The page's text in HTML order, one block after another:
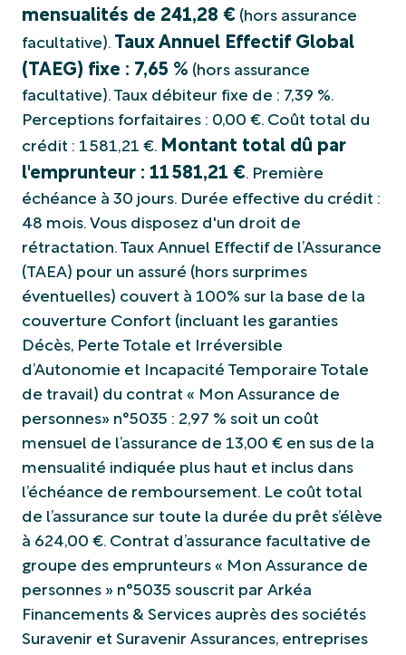
mensualités de 241,28 € (hors assurance
facultative). Taux Annuel Effectif Global
(TAEG) fixe : 7,65 % (hors assurance
facultative). Taux débiteur fixe de : 7,39 %.
Perceptions forfaitaires : 0,00 €. Coût total du
crédit : 1 581,21 €. Montant total dû par
l'emprunteur : 11 581,21 €. Première
échéance à 30 jours. Durée effective du crédit :
48 mois. Vous disposez d'un droit de
rétractation. Taux Annuel Effectif de l’Assurance
(TAEA) pour un assuré (hors surprimes
éventuelles) couvert à 100% sur la base de la
couverture Confort (incluant les garanties
Décès, Perte Totale et Irréversible
d’Autonomie et Incapacité Temporaire Totale
de travail) du contrat « Mon Assurance de
personnes» n°5035 : 2,97 % soit un coût
mensuel de l’assurance de 13,00 € en sus de la
mensualité indiquée plus haut et inclus dans
l’échéance de remboursement. Le coût total
de l’assurance sur toute la durée du prêt s’élève
à 624,00 €. Contrat d’assurance facultative de
groupe des emprunteurs « Mon Assurance de
personnes » n°5035 souscrit par Arkéa
Financements & Services auprès des sociétés
Suravenir et Suravenir Assurances, entreprises